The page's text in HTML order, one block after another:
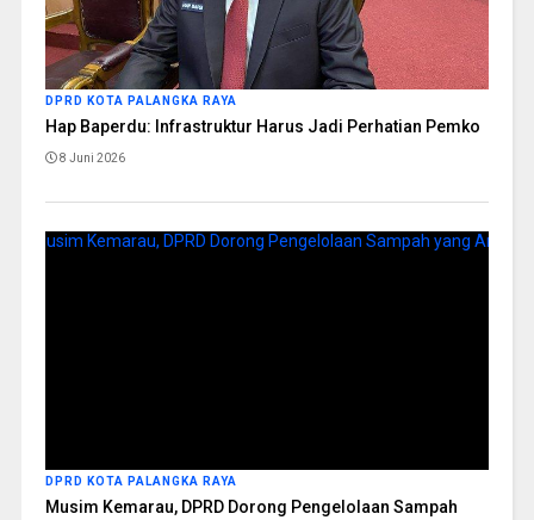
DPRD KOTA PALANGKA RAYA
Hap Baperdu: Infrastruktur Harus Jadi Perhatian Pemko
8 Juni 2026
DPRD KOTA PALANGKA RAYA
Musim Kemarau, DPRD Dorong Pengelolaan Sampah